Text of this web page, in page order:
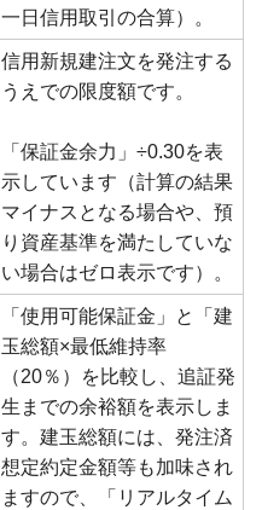
一日信用取引の合算）。
信用新規建注文を発注する
うえでの限度額です。
「保証金余力」÷0.30を表
示しています（計算の結果
マイナスとなる場合や、預
り資産基準を満たしていな
い場合はゼロ表示です）。
「使用可能保証金」と「建
玉総額×最低維持率
（20％）を比較し、追証発
生までの余裕額を表示しま
す。建玉総額には、発注済
想定約定金額等も加味され
ますので、「リアルタイム